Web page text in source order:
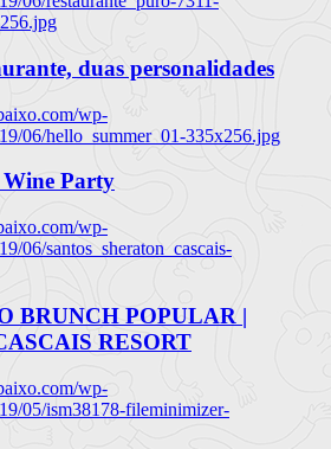
duas personalidades
wp-
06/hello_summer_01-335x256.jpg
Party
wp-
06/santos_sheraton_cascais-
BRUNCH POPULAR |
RESORT
wp-
05/ism38178-fileminimizer-